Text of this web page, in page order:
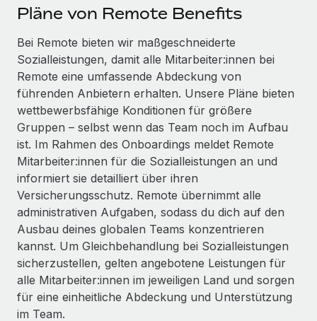
Tools
DIENSTLEISTUNGEN
Frag unsere Expert:innen
Hilfe von Expert:innen für globale HR & Compliance
Background-Checks
Einfacheres Bewerber:innen-Screening
Compliance Watchtower
Lückenlose Compliance
Geräteverwaltung
Globale Bereitstellung und Verfolgung von IT-
Geräten
Gründung von Niederlassungen
Schnelle, rechtssichere Gründung von
Entdecke die Möglichkeiten einer Partnerschaft
Remote Build
Demnächst verfügbar
Beratung zu Integrationen und KI-Automatisierung
FALLSTUDIEN
So hat der KI-Vorreiter Weaviate sein Team mit
Remote um 120 % vergrößert
Weaviate auf einen Blick Weaviate entwickelt KI-basierte
Open-Source-Infrastrukturen. Das...
Mehr erfahren
Strategische Partnerschaft zwischen
Reverse Tech und Remote für Contractor
Events
Newsroom
Informationen zu Gehältern und Qualifikationen
Insights Center
Hol dir Unterstützung
BLOG
Globale Payroll
EOR und PEO
Contractor Management
Steuern
Pläne von Remote Benefits
Bei Remote bieten wir maßgeschneiderte
Sozialleistungen, damit alle Mitarbeiter:innen bei
Remote eine umfassende Abdeckung von
führenden Anbietern erhalten. Unsere Pläne bieten
wettbewerbsfähige Konditionen für größere
Gruppen – selbst wenn das Team noch im Aufbau
ist. Im Rahmen des Onboardings meldet Remote
Mitarbeiter:innen für die Sozialleistungen an und
informiert sie detailliert über ihren
Versicherungsschutz. Remote übernimmt alle
administrativen Aufgaben, sodass du dich auf den
Ausbau deines globalen Teams konzentrieren
kannst. Um Gleichbehandlung bei Sozialleistungen
sicherzustellen, gelten angebotene Leistungen für
alle Mitarbeiter:innen im jeweiligen Land und sorgen
für eine einheitliche Abdeckung und Unterstützung
im Team.